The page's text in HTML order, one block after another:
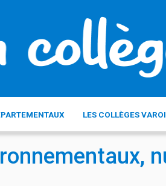
LES COLLÈGES